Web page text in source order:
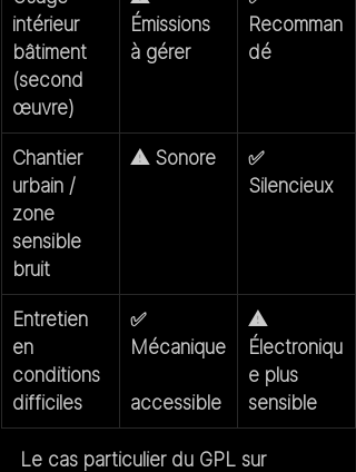
intérieur
bâtiment
(second
œuvre)
Émissions
à gérer
Recomman
dé
Chantier
urbain /
zone
sensible
bruit
⚠️ Sonore
✅
Silencieux
Entretien
en
conditions
difficiles
✅
Mécanique
accessible
⚠️
Électroniqu
e plus
sensible
Le cas particulier du GPL sur